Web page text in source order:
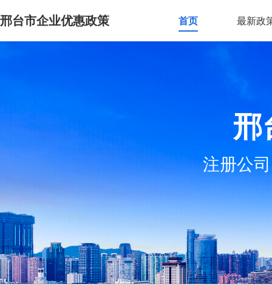
邢台市企业优惠政策 首页 最新政
邢
注册公